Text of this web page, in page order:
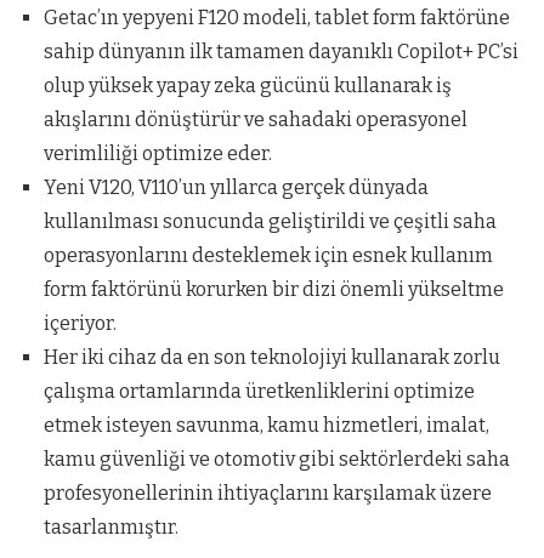
Getac’ın yepyeni F120 modeli, tablet form faktörüne
sahip dünyanın ilk tamamen dayanıklı Copilot+ PC’si
olup yüksek yapay zeka gücünü kullanarak iş
akışlarını dönüştürür ve sahadaki operasyonel
verimliliği optimize eder.
Yeni V120, V110’un yıllarca gerçek dünyada
kullanılması sonucunda geliştirildi ve çeşitli saha
operasyonlarını desteklemek için esnek kullanım
form faktörünü korurken bir dizi önemli yükseltme
içeriyor.
Her iki cihaz da en son teknolojiyi kullanarak zorlu
çalışma ortamlarında üretkenliklerini optimize
etmek isteyen savunma, kamu hizmetleri, imalat,
kamu güvenliği ve otomotiv gibi sektörlerdeki saha
profesyonellerinin ihtiyaçlarını karşılamak üzere
tasarlanmıştır.